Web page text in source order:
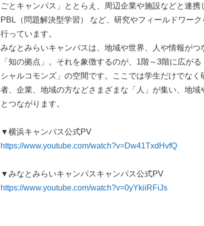
ごとキャンパス」ととらえ、周辺企業や施設などと連携
PBL（問題解決型学習） など、研究やフィールドワーク
行っています。
みなとみらいキャンパスは、地域や世界、人や情報がつ
「知の拠点」。それを象徴するのが、1階～3階に広がる
シャルコモンズ」の空間です。ここでは学生だけでなく
者、企業、地域の方などさまざまな「人」が集い、地域
とつながります。
▼横浜キャンパス公式PV
https://www.youtube.com/watch?v=Dw41TxdHvfQ
▼みなとみらいキャンパスキャンパス公式PV
https://www.youtube.com/watch?v=0yYkiiRFiJs